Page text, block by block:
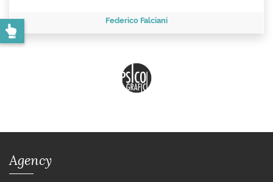
Federico Falciani
Agency